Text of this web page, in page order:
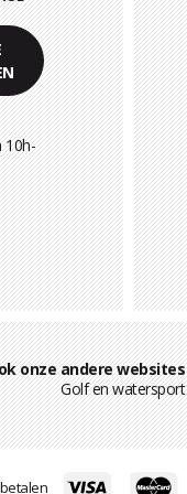
10h-
onze andere websites
Golf en watersport